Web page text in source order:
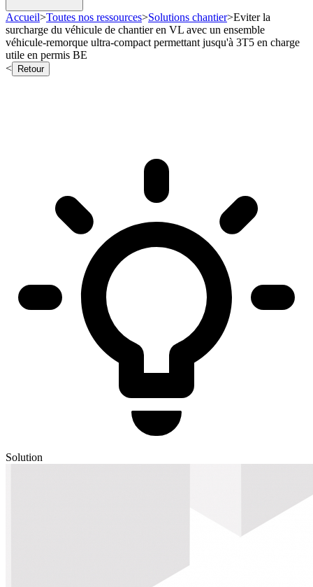
Accueil>Toutes nos ressources>Solutions chantier>Eviter la
surcharge du véhicule de chantier en VL avec un ensemble
véhicule-remorque ultra-compact permettant jusqu'à 3T5 en charge
utile en permis BE
<
Retour
Solution